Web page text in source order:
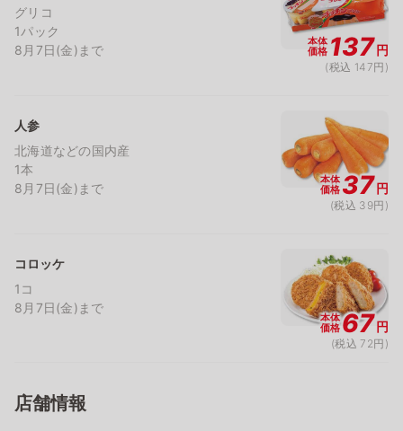
グリコ
1パック
8月7日(金)まで
本体
価格 137円
(税込 147円)
人参
北海道などの国内産
1本
8月7日(金)まで
本体
価格 37円
(税込 39円)
コロッケ
1コ
8月7日(金)まで
本体
価格67円
(税込 72円)
店舗情報